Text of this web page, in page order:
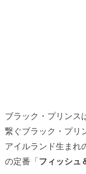
ブラック・プリンス
繋ぐブラック・プリ
アイルランド生まれ
の定番「フィッシュ